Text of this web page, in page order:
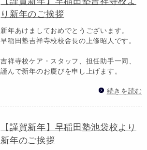
り新年のご挨拶
新年あけましておめでとうございます。
早稲田塾吉祥寺校校舎長の上條昭人です。
吉祥寺校ケア・スタッフ、担任助手一同、
謹んで新年のお慶びを申し上げます。
続きを読む
【謹賀新年】早稲田塾池袋校より
新年のご挨拶